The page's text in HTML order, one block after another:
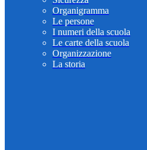
Organigramma
Le persone
I numeri della scuola
Le carte della scuola
Organizzazione
La storia